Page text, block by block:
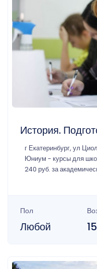
История.
г Екатеринбург, ул
Юниум - курсы для
240 руб. за
Пол
Любой